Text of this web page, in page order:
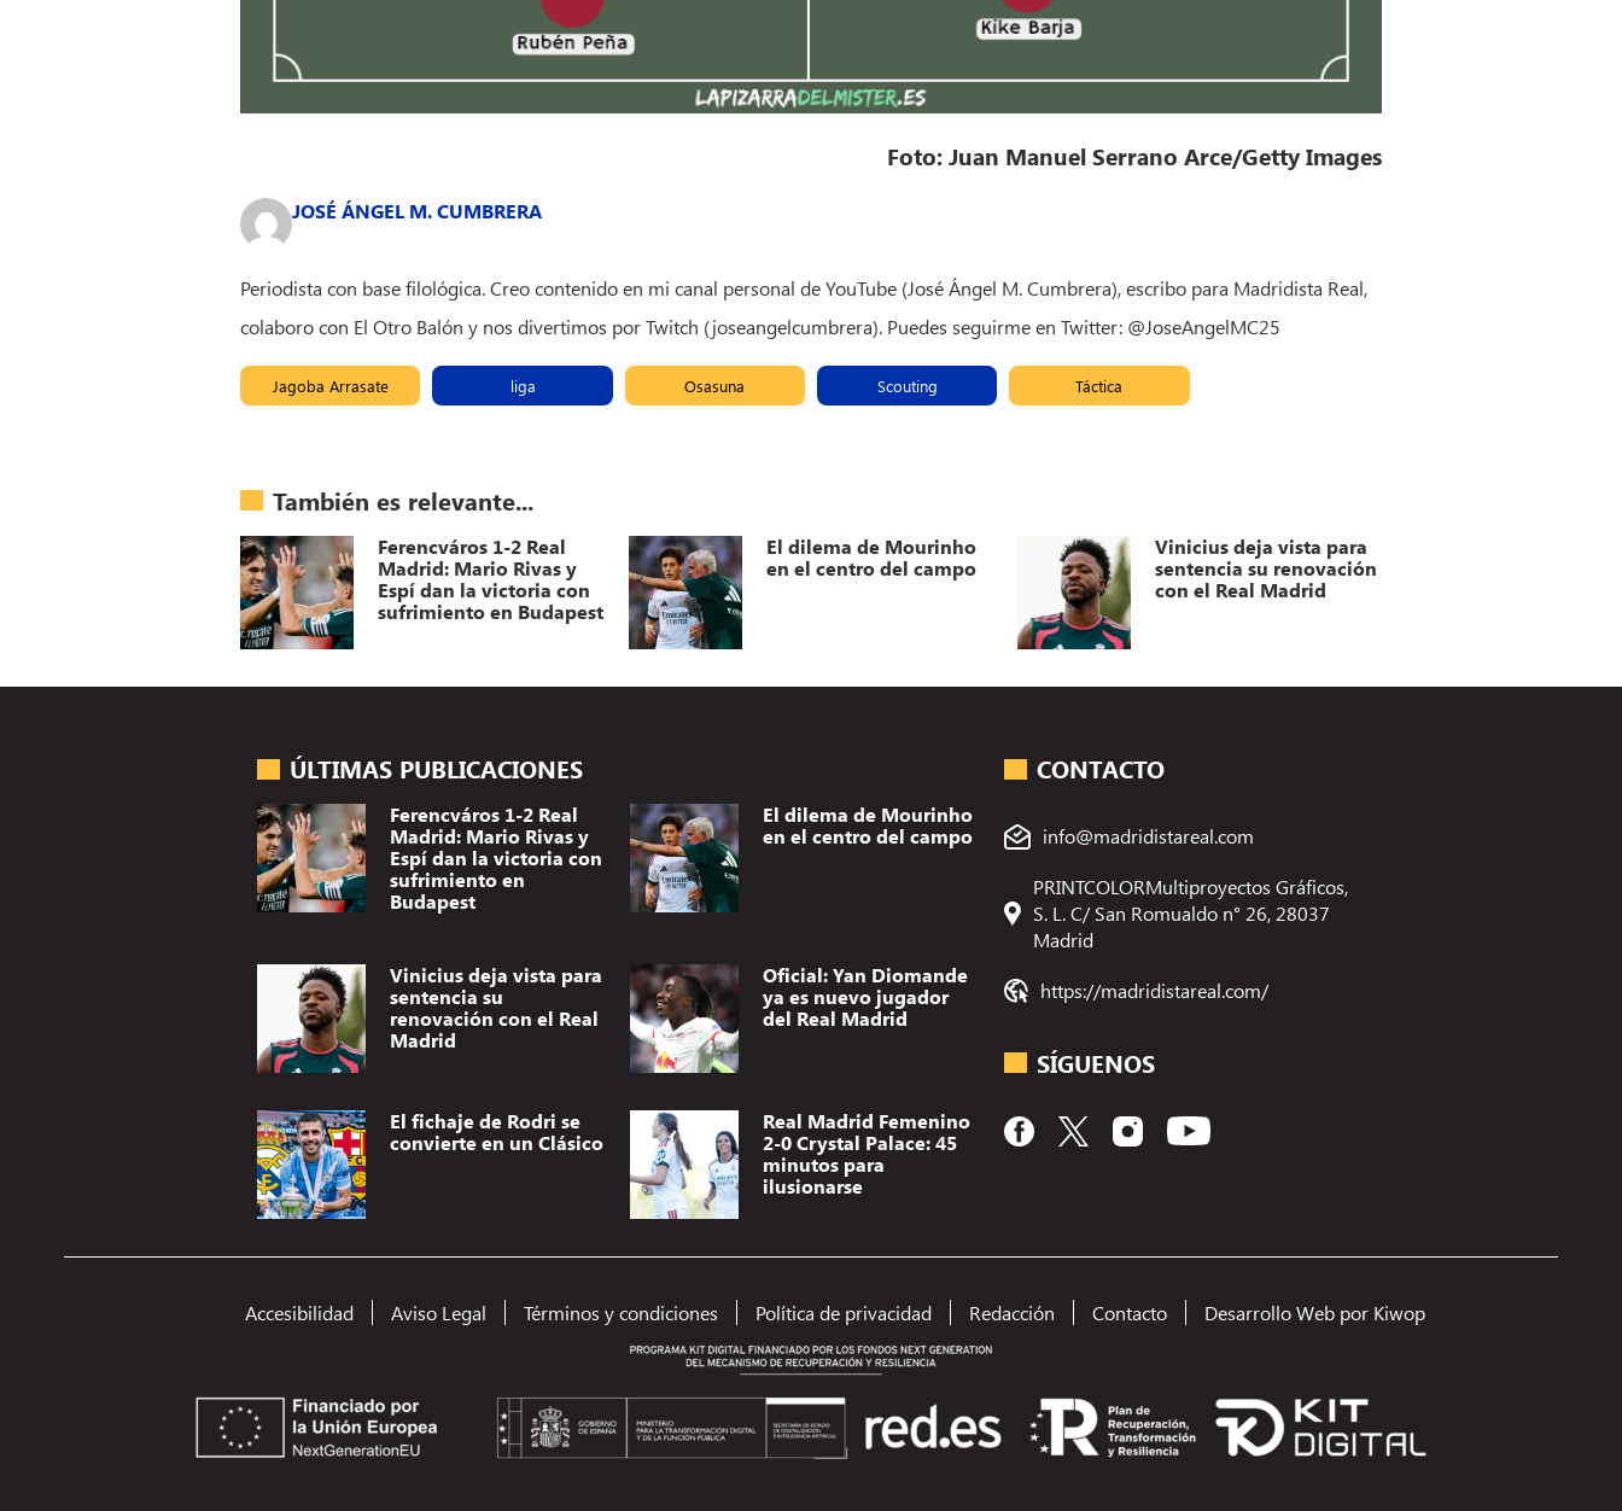
Foto: Juan Manuel Serrano Arce/Getty Images
JOSÉ ÁNGEL M. CUMBRERA
Periodista con base filológica. Creo contenido en mi canal personal de YouTube (José Ángel M. Cumbrera), escribo para Madridista Real,
colaboro con El Otro Balón y nos divertimos por Twitch (joseangelcumbrera). Puedes seguirme en Twitter: @JoseAngelMC25
Jagoba Arrasate liga Osasuna Scouting Táctica
También es relevante...
Ferencváros 1-2 Real
Madrid: Mario Rivas y
Espí dan la victoria con
sufrimiento en Budapest
El dilema de Mourinho
en el centro del campo
Vinicius deja vista para
sentencia su renovación
con el Real Madrid
ÚLTIMAS PUBLICACIONES
Ferencváros 1-2 Real
Madrid: Mario Rivas y
Espí dan la victoria con
sufrimiento en
Budapest
El dilema de Mourinho
en el centro del campo
Vinicius deja vista para
sentencia su
renovación con el Real
Madrid
Oficial: Yan Diomande
ya es nuevo jugador
del Real Madrid
El fichaje de Rodri se
convierte en un Clásico
Real Madrid Femenino
2-0 Crystal Palace: 45
minutos para
ilusionarse
CONTACTO
info@madridistareal.com
PRINTCOLORMultiproyectos Gráficos,
S. L. C/ San Romualdo n° 26, 28037
Madrid
https://madridistareal.com/
SÍGUENOS
Accesibilidad Aviso Legal Términos y condiciones Política de privacidad Redacción Contacto Desarrollo Web por Kiwop